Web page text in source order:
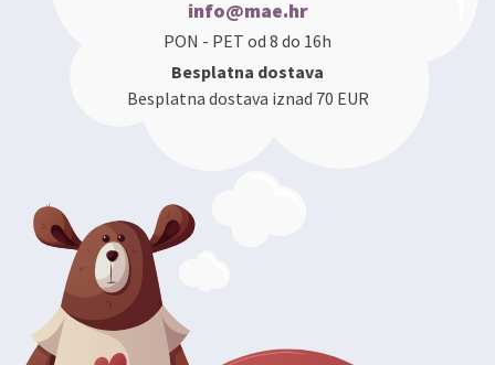
info@mae.hr
PON - PET od 8 do 16h
Besplatna dostava
Besplatna dostava iznad 70 EUR